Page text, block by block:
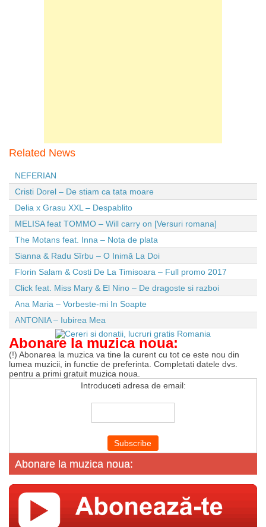
Related News
NEFERIAN
Cristi Dorel – De stiam ca tata moare
Delia x Grasu XXL – Despablito
MELISA feat TOMMO – Will carry on [Versuri romana]
The Motans feat. Inna – Nota de plata
Sianna & Radu Sîrbu – O Inimă La Doi
Florin Salam & Costi De La Timisoara – Full promo 2017
Click feat. Miss Mary & El Nino – De dragoste si razboi
Ana Maria – Vorbeste-mi In Soapte
ANTONIA – Iubirea Mea
Abonare la muzica noua:
(!) Abonarea la muzica va tine la curent cu tot ce este nou din
lumea muzicii, in functie de preferinta. Completati datele dvs.
pentru a primi gratuit muzica noua.
Introduceti adresa de email:
Abonare la muzica noua: